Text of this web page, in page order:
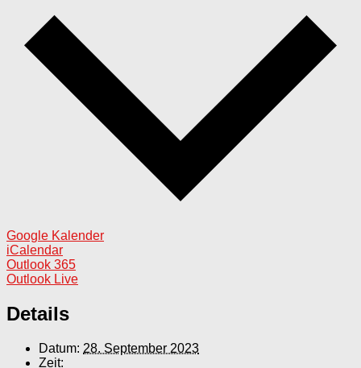
Google Kalender
iCalendar
Outlook 365
Outlook Live
Details
Datum: 28. September 2023
Zeit: